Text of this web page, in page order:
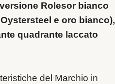
Rolesor bianco
e oro bianco),
quadrante laccato
del Marchio in